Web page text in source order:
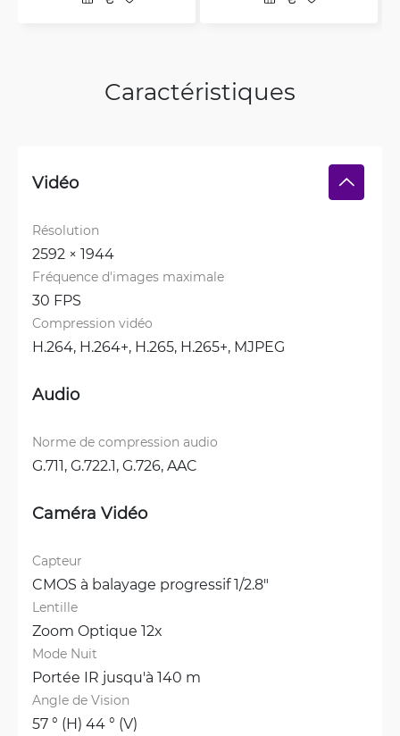
Caractéristiques
Vidéo
Résolution
2592 × 1944
Fréquence d'images maximale
30 FPS
Compression vidéo
H.264, H.264+, H.265, H.265+, MJPEG
Audio
Norme de compression audio
G.711, G.722.1, G.726, AAC
Caméra Vidéo
Capteur
CMOS à balayage progressif 1/2.8"
Lentille
Zoom Optique 12x
Mode Nuit
Portée IR jusqu'à 140 m
Angle de Vision
57 ° (H) 44 ° (V)